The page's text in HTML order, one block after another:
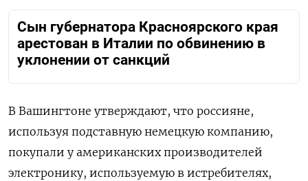
Сын губернатора Красноярского края
арестован в Италии по обвинению в
уклонении от санкций
В Вашингтоне утверждают, что россияне,
используя подставную немецкую компанию,
покупали у американских производителей
электронику, используемую в истребителях,